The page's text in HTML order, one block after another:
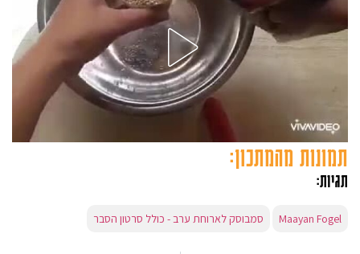
תמונות מהמתכון:
תגיות:
Maayan Fogel סמבוסק לארוחת ערב - כולל סרטון הסבר